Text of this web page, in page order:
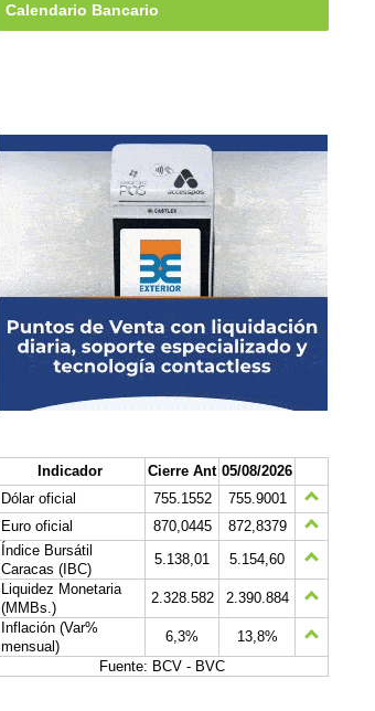
Calendario Bancario
Indicador Cierre Ant 05/08/2026
Dólar oficial
755.1552
755.9001
Euro oficial
870,0445
872,8379
Índice Bursátil
Caracas (IBC)
5.138,01
5.154,60
Liquidez Monetaria
(MMBs.)
2.328.582
2.390.884
Inflación (Var%
mensual)
6,3%
13,8%
Fuente: BCV - BVC